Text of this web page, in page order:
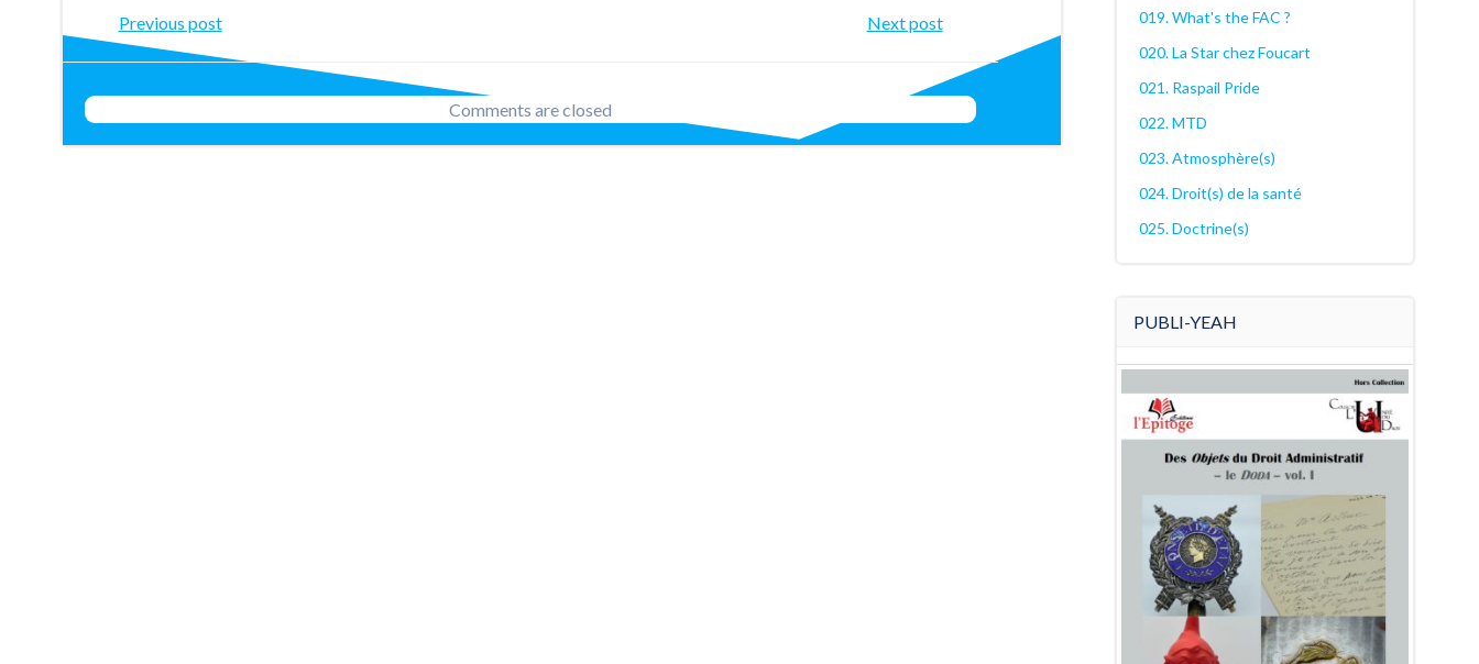
Post
navigation
Previous post
Post
navigation
Next post
Comments are closed
019. What's the FAC ?
020. La Star chez Foucart
021. Raspail Pride
022. MTD
023. Atmosphère(s)
024. Droit(s) de la santé
025. Doctrine(s)
PUBLI-YEAH